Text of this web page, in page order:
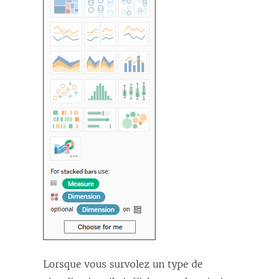
Lorsque vous survolez un type de